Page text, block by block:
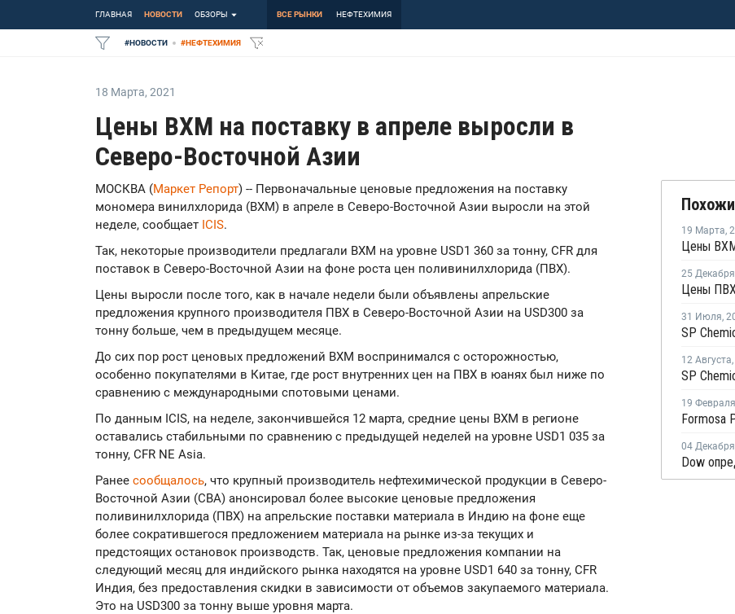
ГЛАВНАЯ НОВОСТИ ОБЗОРЫ ВСЕ РЫНКИ НЕФТЕХИМИЯ
#НОВОСТИ #НЕФТЕХИМИЯ
18 Марта, 2021
Цены ВХМ на поставку в апреле выросли в
Северо-Восточной Азии
МОСКВА (Маркет Репорт) -- Первоначальные ценовые предложения на поставку
мономера винилхлорида (ВХМ) в апреле в Северо-Восточной Азии выросли на этой
неделе, сообщает ICIS.
Так, некоторые производители предлагали ВХМ на уровне USD1 360 за тонну, CFR для
поставок в Северо-Восточной Азии на фоне роста цен поливинилхлорида (ПВХ).
Цены выросли после того, как в начале недели были объявлены апрельские
предложения крупного производителя ПВХ в Северо-Восточной Азии на USD300 за
тонну больше, чем в предыдущем месяце.
До сих пор рост ценовых предложений ВХМ воспринимался с осторожностью,
особенно покупателями в Китае, где рост внутренних цен на ПВХ в юанях был ниже по
сравнению с международными спотовыми ценами.
По данным ICIS, на неделе, закончившейся 12 марта, средние цены ВХМ в регионе
оставались стабильными по сравнению с предыдущей неделей на уровне USD1 035 за
тонну, CFR NE Asia.
Ранее сообщалось, что крупный производитель нефтехимической продукции в Северо-
Восточной Азии (СВА) анонсировал более высокие ценовые предложения
поливинилхлорида (ПВХ) на апрельские поставки материала в Индию на фоне еще
более сократившегося предложением материала на рынке из-за текущих и
предстоящих остановок производств. Так, ценовые предложения компании на
следующий месяц для индийского рынка находятся на уровне USD1 640 за тонну, CFR
Индия, без предоставления скидки в зависимости от объемов закупаемого материала.
Это на USD300 за тонну выше уровня марта.
19 Марта,
25 Декабря
Цены
31 Июля,
12 Августа,
19 Февраля
04 Декабря